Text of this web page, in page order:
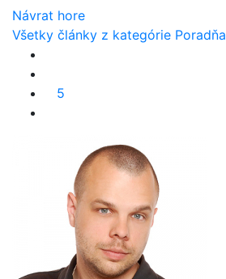
Návrat hore
Všetky články z kategórie Poradňa
5